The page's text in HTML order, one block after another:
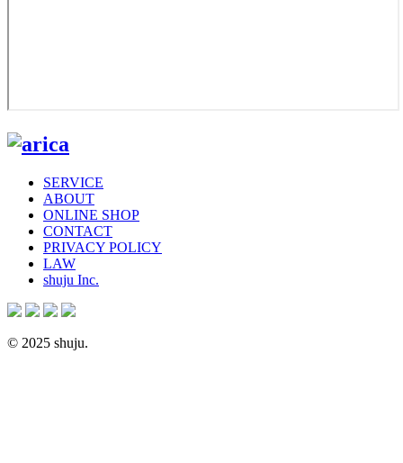
SERVICE
ABOUT
ONLINE SHOP
CONTACT
PRIVACY POLICY
LAW
shuju Inc.
© 2025 shuju.